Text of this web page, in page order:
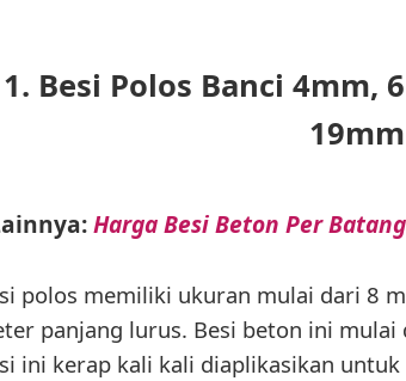
1. Besi Polos Banci 4mm,
Harga Besi Beton Per
polos memiliki ukuran mulai dari 8
panjang lurus. Besi beton ini
ini kerap kali kali diaplikasikan